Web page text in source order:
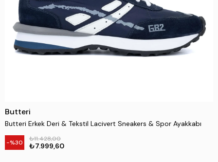
Butteri
Butteri Erkek Deri & Tekstil Lacivert Sneakers & Spor Ayakkabı
30 ₺11.428,00
₺7.999,60